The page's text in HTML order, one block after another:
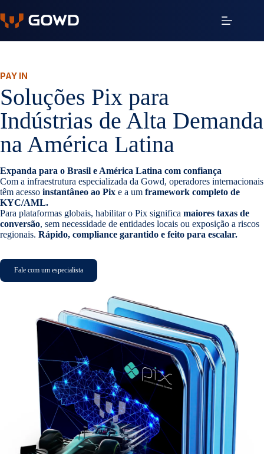
para
PAY IN
Soluções Pix para
Indústrias de Alta Demanda
na América Latina
Expanda para o Brasil e América Latina com confiança
Com a infraestrutura especializada da Gowd, operadores internacionais
têm acesso instantâneo ao Pix e a um framework completo de
KYC/AML.
Para plataformas globais, habilitar o Pix significa maiores taxas de
conversão, sem necessidade de entidades locais ou exposição a riscos
regionais. Rápido, compliance garantido e feito para escalar.
Fale com um especialista